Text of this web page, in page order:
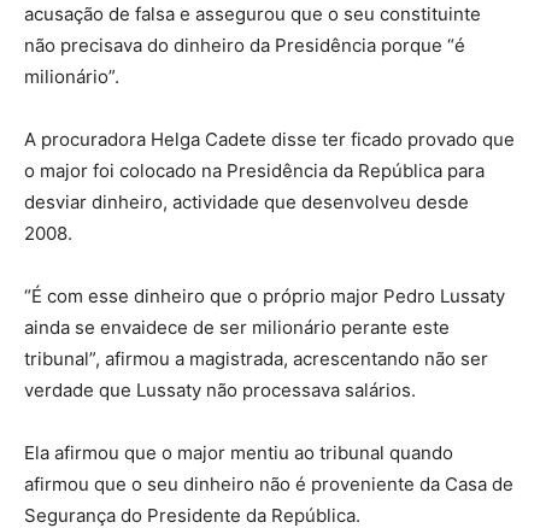
acusação de falsa e assegurou que o seu constituinte
não precisava do dinheiro da Presidência porque “é
milionário”.
A procuradora Helga Cadete disse ter ficado provado que
o major foi colocado na Presidência da República para
desviar dinheiro, actividade que desenvolveu desde
2008.
“É com esse dinheiro que o próprio major Pedro Lussaty
ainda se envaidece de ser milionário perante este
tribunal”, afirmou a magistrada, acrescentando não ser
verdade que Lussaty não processava salários.
Ela afirmou que o major mentiu ao tribunal quando
afirmou que o seu dinheiro não é proveniente da Casa de
Segurança do Presidente da República.